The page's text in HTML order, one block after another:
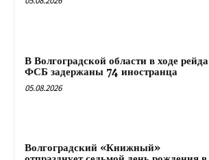
В Волгоградской области в ходе рейда
ФСБ задержаны 74 иностранца
05.08.2026
Волгоградский «Книжный»